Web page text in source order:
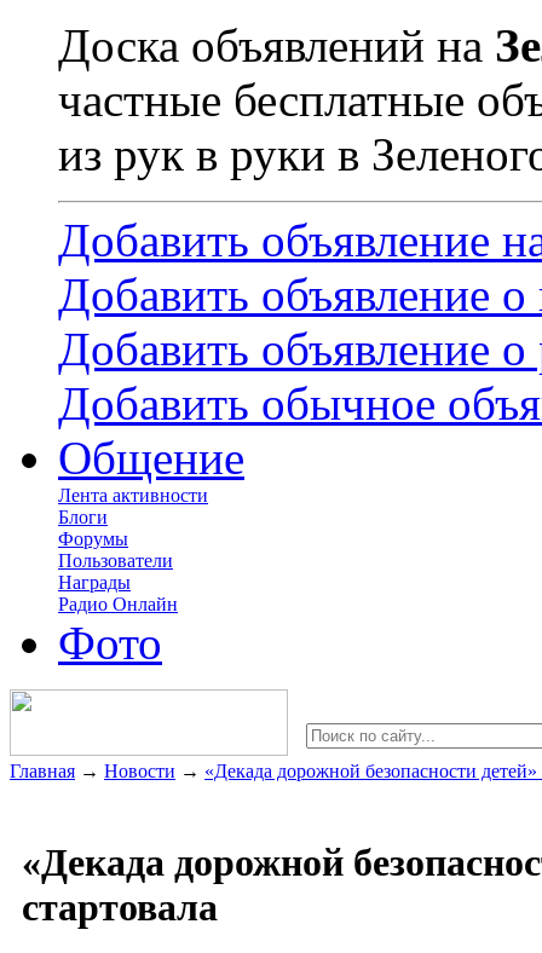
Доска объявлений на
частные бесплатные
из рук в руки в
Добавить объявление
Добавить объявление
Добавить объявление о
Добавить обычное
Общение
Лента активности
Блоги
Форумы
Пользователи
Награды
Радио Онлайн
Фото
Главная → Новости → «Декада дорожной безопасности детей»
«Декада дорожной
стартовала